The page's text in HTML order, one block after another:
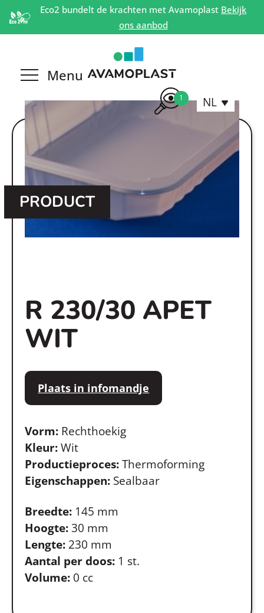
Eco2 bundelt de krachten met Avamoplast Bekijk
ons aanbod
1 NL
PRODUCT
R 230/30 APET
WIT
Plaats in infomandje
Vorm: Rechthoekig
Kleur: Wit
Productieproces: Thermoforming
Eigenschappen: Sealbaar
Breedte: 145 mm
Hoogte: 30 mm
Lengte: 230 mm
Aantal per doos: 1 st.
Volume: 0 cc